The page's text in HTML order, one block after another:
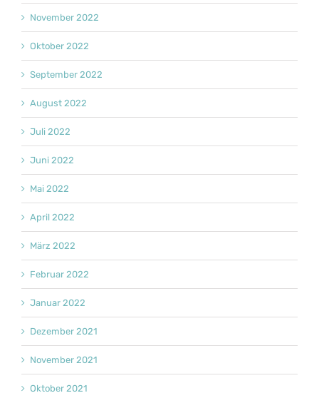
November 2022
Oktober 2022
September 2022
August 2022
Juli 2022
Juni 2022
Mai 2022
April 2022
März 2022
Februar 2022
Januar 2022
Dezember 2021
November 2021
Oktober 2021